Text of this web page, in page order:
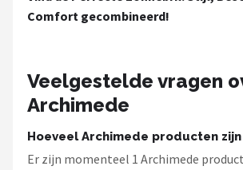
Comfort gecombineerd!
Veelgestelde vragen
Archimede
Hoeveel Archimede producten
Er zijn momenteel 1 Archimede